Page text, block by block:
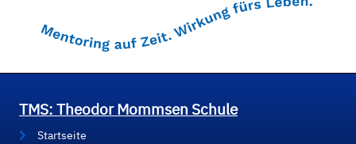
TMS: Theodor Mommsen Schule
Startseite